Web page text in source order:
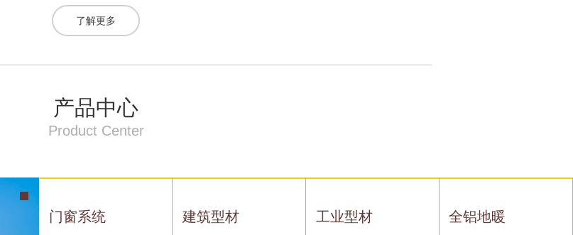
了解更多
产品中心
Product Center
门窗系统 建筑型材 工业型材 全铝地暖